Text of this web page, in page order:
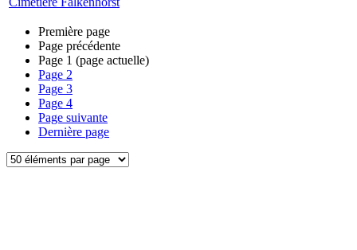
Première page
Page précédente
Page 1 (page actuelle)
Page 2
Page 3
Page 4
Page suivante
Dernière page